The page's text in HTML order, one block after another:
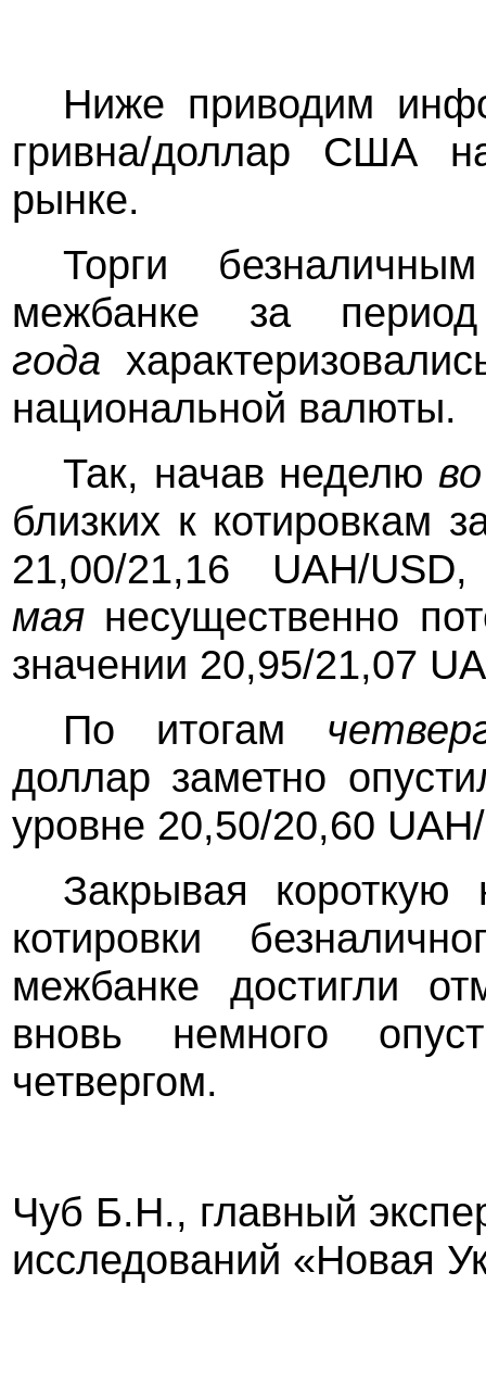
Ниже приводим
гривна/доллар США
рынке.
Торги
межбанке за
года
национальной валюты.
Так, начав неделю
близких к котировкам
21,00/21,16 UAH/
мая несущественно
значении 20,95/21,07
По итогам
доллар заметно
уровне 20,50/20,60
Закрывая
котировки
межбанке достигли
вновь немного
четвергом.
Чуб Б.Н., главный
исследований «Новая